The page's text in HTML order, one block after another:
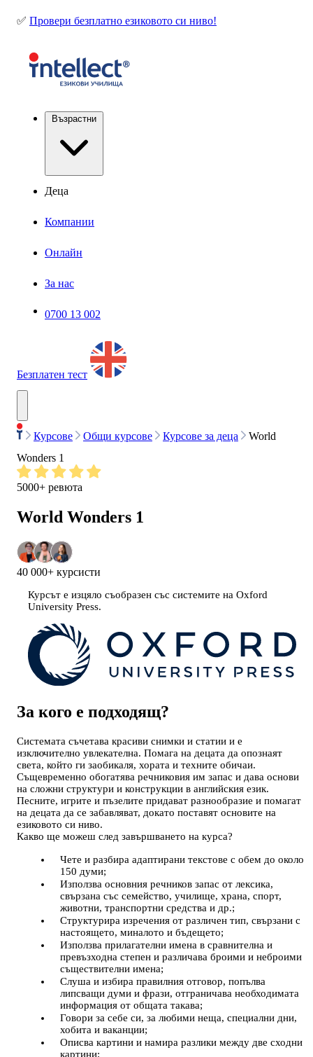
✅ Провери безплатно езиковото си ниво!
Възрастни
Деца
Компании
Онлайн
За нас
0700 13 002
Безплатен тест
Курсове Общи курсове Курсове за деца
World
Wonders 1
5000+ ревюта
World Wonders 1
40 000+ курсисти
Курсът е изцяло съобразен със системите на Oxford
University Press.
За кого е подходящ?
Системата съчетава красиви снимки и статии и е
изключително увлекателна. Помага на децата да опознаят
света, който ги заобикаля, хората и техните обичаи.
Същевременно обогатява речниковия им запас и дава основи
на сложни структури и конструкции в английския език.
Песните, игрите и пъзелите придават разнообразие и помагат
на децата да се забавляват, докато поставят основите на
езиковото си ниво.
Какво ще можеш след завършването на курса?
Чете и разбира адаптирани текстове с обем до около
150 думи;
Използва основния речников запас от лексика,
свързана със семейство, училище, храна, спорт,
животни, транспортни средства и др.;
Структурира изречения от различен тип, свързани с
настоящето, миналото и бъдещето;
Използва прилагателни имена в сравнителна и
превъзходна степен и различава броими и неброими
съществителни имена;
Слуша и избира правилния отговор, попълва
липсващи думи и фрази, отграничава необходимата
информация от общата такава;
Говори за себе си, за любими неща, специални дни,
хобита и ваканции;
Описва картини и намира разлики между две сходни
картини;